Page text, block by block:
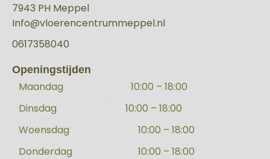
7943 PH Meppel
Info@vloerencentrummeppel.nl
0617358040
Openingstijden
Maandag
10:00 – 18:00
Dinsdag
10:00 – 18:00
Woensdag
10:00 – 18:00
Donderdag
10:00 – 18:00